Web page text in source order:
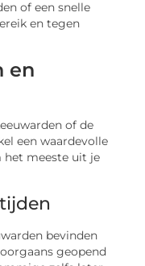
of een snelle
en tegen
en
of de
een waardevolle
het meeste uit je
bevinden
geopend